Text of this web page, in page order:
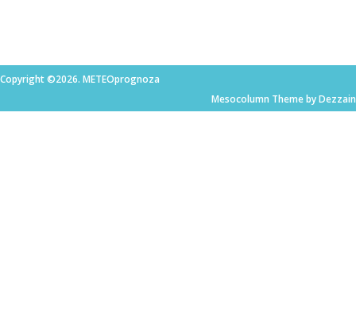
Copyright ©2026. METEOprognoza
Mesocolumn Theme by Dezzain